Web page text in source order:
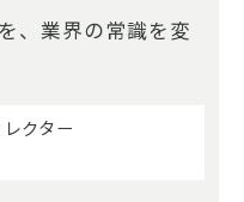
、業界の常識を変
クター